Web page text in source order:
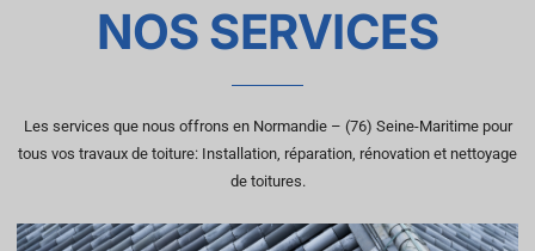
NOS SERVICES
Les services que nous offrons en Normandie – (76) Seine-Maritime pour
tous vos travaux de toiture: Installation, réparation, rénovation et nettoyage
de toitures.